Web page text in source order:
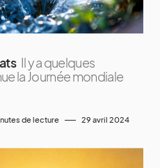
Il y a quelques
la Journée mondiale
de lecture 29 avril 2024